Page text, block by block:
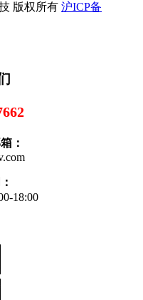
版权所有 沪ICP备
：
18:00